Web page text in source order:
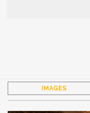
IMAGES